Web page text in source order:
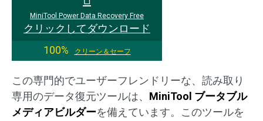
MiniTool Power Data Recovery Free
クリックしてダウンロード
100%
クリーン＆セーフ
この専門的でユーザーフレンドリーな、読み取り
専用のデータ復元ツールは、 MiniTool ブータブル
メディアビルダーを備えています。このツールを